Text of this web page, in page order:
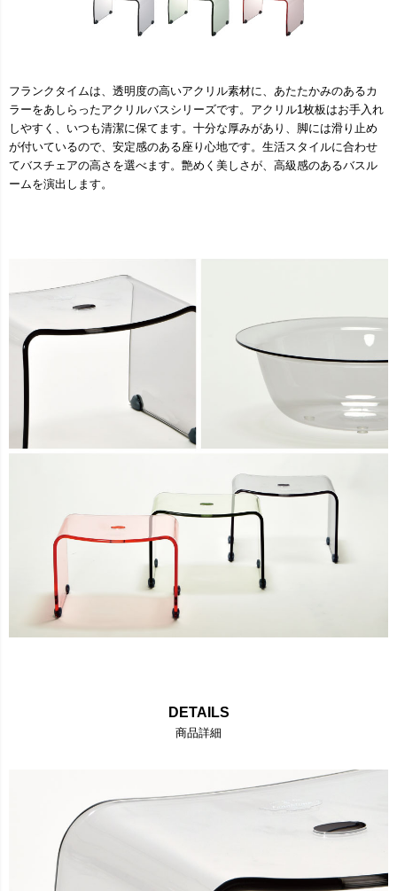
フランクタイムは、透明度の高いアクリル素材に、あたたかみのあるカ
ラーをあしらったアクリルバスシリーズです。アクリル1枚板はお手入れ
しやすく、いつも清潔に保てます。十分な厚みがあり、脚には滑り止め
が付いているので、安定感のある座り心地です。生活スタイルに合わせ
てバスチェアの高さを選べます。艶めく美しさが、高級感のあるバスル
ームを演出します。
DETAILS
商品詳細